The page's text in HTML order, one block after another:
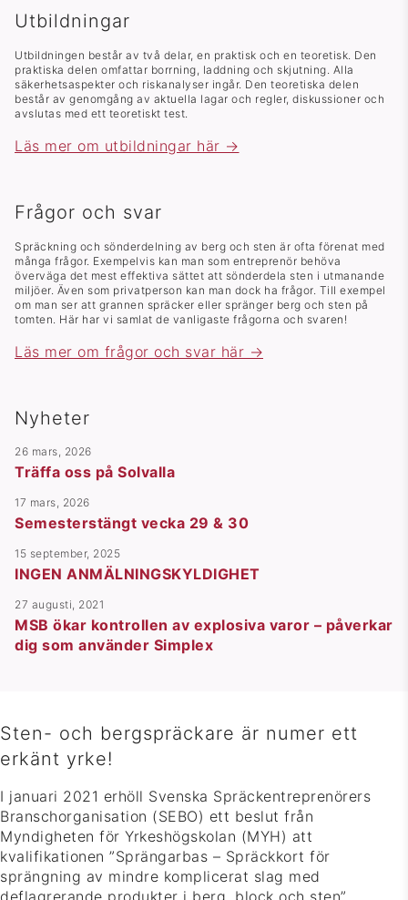
Utbildningar
Utbildningen består av två delar, en praktisk och en teoretisk. Den
praktiska delen omfattar borrning, laddning och skjutning. Alla
säkerhetsaspekter och riskanalyser ingår. Den teoretiska delen
består av genomgång av aktuella lagar och regler, diskussioner och
avslutas med ett teoretiskt test.
Läs mer om utbildningar här →
Frågor och svar
Spräckning och sönderdelning av berg och sten är ofta förenat med
många frågor. Exempelvis kan man som entreprenör behöva
överväga det mest effektiva sättet att sönderdela sten i utmanande
miljöer. Även som privatperson kan man dock ha frågor. Till exempel
om man ser att grannen spräcker eller spränger berg och sten på
tomten. Här har vi samlat de vanligaste frågorna och svaren!
Läs mer om frågor och svar här →
Nyheter
Träffa oss på Solvalla
26 mars, 2026
Semesterstängt vecka 29 & 30
17 mars, 2026
INGEN ANMÄLNINGSKYLDIGHET
15 september, 2025
MSB ökar kontrollen av explosiva varor – påverkar
dig som använder Simplex
27 augusti, 2021
Sten- och bergspräckare är numer ett
erkänt yrke!
I januari 2021 erhöll Svenska Spräckentreprenörers
Branschorganisation (SEBO) ett beslut från
Myndigheten för Yrkeshögskolan (MYH) att
kvalifikationen ”Sprängarbas – Spräckkort för
sprängning av mindre komplicerat slag med
deflagrerande produkter i berg, block och sten”